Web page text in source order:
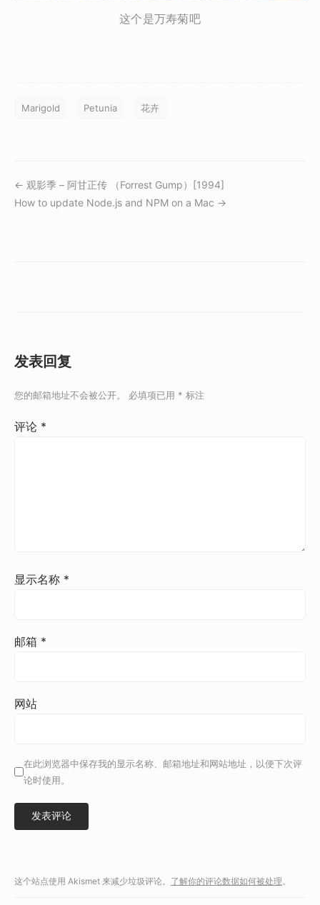
这个是万寿菊吧
Marigold Petunia 花卉
← 观影季 – 阿甘正传 （Forrest Gump）[1994]
How to update Node.js and NPM on a Mac →
发表回复
您的邮箱地址不会被公开。 必填项已用 * 标注
评论 *
显示名称 *
邮箱 *
网站
在此浏览器中保存我的显示名称、邮箱地址和网站地址，以便下次评
论时使用。
这个站点使用 Akismet 来减少垃圾评论。 了解你的评论数据如何被处理 。